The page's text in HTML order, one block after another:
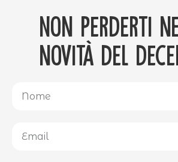
Non perderti
novità del